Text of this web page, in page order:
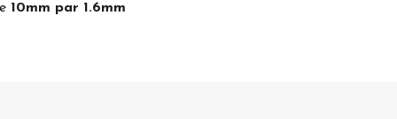
10mm par 1.6mm